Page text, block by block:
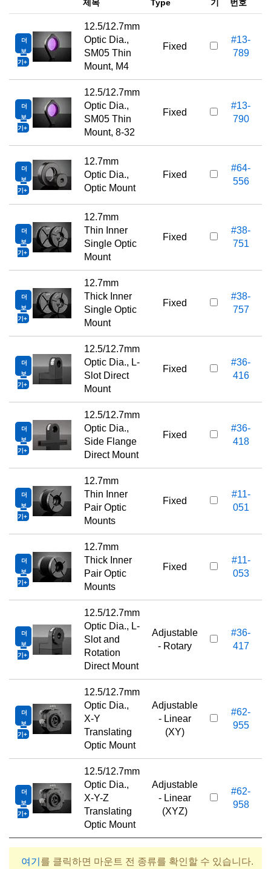
제목 Type
기
번호
더
보
기
12.5/12.7mm
Optic Dia.,
SM05 Thin
Mount, M4
Fixed
#13-
789
더
보
기
12.5/12.7mm
Optic Dia.,
SM05 Thin
Mount, 8-32
Fixed
#13-
790
더
보
기
12.7mm
Optic Dia.,
Optic Mount
Fixed
#64-
556
더
보
기
12.7mm
Thin Inner
Single Optic
Mount
Fixed
#38-
751
더
보
기
12.7mm
Thick Inner
Single Optic
Mount
Fixed
#38-
757
더
보
기
12.5/12.7mm
Optic Dia., L-
Slot Direct
Mount
Fixed
#36-
416
더
보
기
12.5/12.7mm
Optic Dia.,
Side Flange
Direct Mount
Fixed
#36-
418
더
보
기
12.7mm
Thin Inner
Pair Optic
Mounts
Fixed
#11-
051
더
보
기
12.7mm
Thick Inner
Pair Optic
Mounts
Fixed
#11-
053
더
보
기
12.5/12.7mm
Optic Dia., L-
Slot and
Rotation
Direct Mount
Adjustable
- Rotary
#36-
417
더
보
기
12.5/12.7mm
Optic Dia.,
X-Y
Translating
Optic Mount
Adjustable
- Linear
(XY)
#62-
955
더
보
기
12.5/12.7mm
Optic Dia.,
X-Y-Z
Translating
Optic Mount
Adjustable
- Linear
(XYZ)
#62-
958
여기 를 클릭하면 마운트 전 종류를 확인할 수 있습니다.